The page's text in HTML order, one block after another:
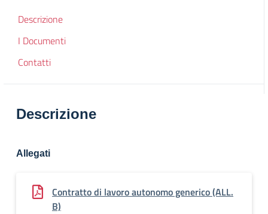
Descrizione
I Documenti
Contatti
Descrizione
Allegati
Contratto di lavoro autonomo generico (ALL.
B)